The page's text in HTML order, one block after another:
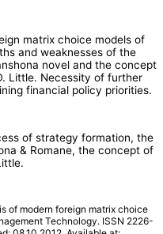
matrix choice models of
and weaknesses of the
novel and the concept
Little. Necessity of further
financial policy priorities.
of strategy formation, the
& Romane, the concept of
of modern foreign matrix choice
Technology. ISSN 2226-